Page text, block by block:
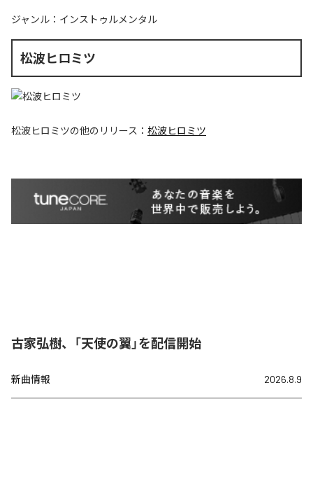
ジャンル： インストゥルメンタル
松波ヒロミツ
松波ヒロミツの他のリリース： 松波ヒロミツ
古家弘樹、「天使の翼」を配信開始
新曲情報 2026.8.9